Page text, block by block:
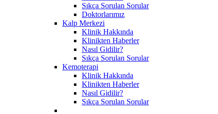
Sıkça Sorulan Sorular
Doktorlarımız
Kalp Merkezi
Klinik Hakkında
Klinikten Haberler
Nasıl Gidilir?
Sıkça Sorulan Sorular
Kemoterapi
Klinik Hakkında
Klinikten Haberler
Nasıl Gidilir?
Sıkça Sorulan Sorular